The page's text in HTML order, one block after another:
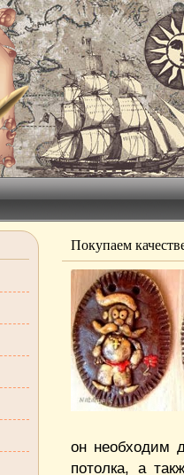
Покупаем
он необходим
потолка, а